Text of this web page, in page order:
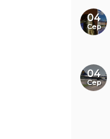
04
Сер
04
Сер